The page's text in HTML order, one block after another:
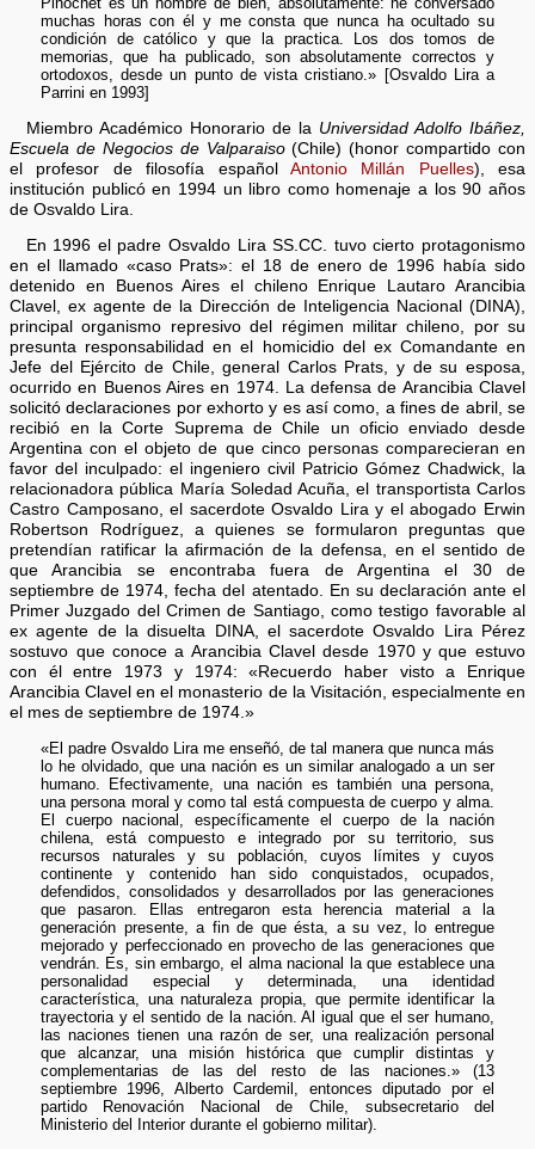
muchas horas con él y me consta que nunca ha ocultado su
condición de católico y que la practica. Los dos tomos de
memorias, que ha publicado, son absolutamente correctos y
ortodoxos, desde un punto de vista cristiano.» [Osvaldo Lira a
Parrini en 1993]
Miembro Académico Honorario de la Universidad Adolfo Ibáñez,
Escuela de Negocios de Valparaiso(Chile) (honor compartido con
el profesor de filosofía español Antonio Millán Puelles), esa
institución publicó en 1994 un libro como homenaje a los 90 años
de Osvaldo Lira.
En 1996 el padre Osvaldo Lira SS.CC. tuvo cierto protagonismo
en el llamado «caso Prats»: el 18 de enero de 1996 había sido
detenido en Buenos Aires el chileno Enrique Lautaro Arancibia
Clavel, ex agente de la Dirección de Inteligencia Nacional (DINA),
principal organismo represivo del régimen militar chileno, por su
presunta responsabilidad en el homicidio del ex Comandante en
Jefe del Ejército de Chile, general Carlos Prats, y de su esposa,
ocurrido en Buenos Aires en 1974. La defensa de Arancibia Clavel
solicitó declaraciones por exhorto y es así como, a fines de abril, se
recibió en la Corte Suprema de Chile un oficio enviado desde
Argentina con el objeto de que cinco personas comparecieran en
favor del inculpado: el ingeniero civil Patricio Gómez Chadwick, la
relacionadora pública María Soledad Acuña, el transportista Carlos
Castro Camposano, el sacerdote Osvaldo Lira y el abogado Erwin
Robertson Rodríguez, a quienes se formularon preguntas que
pretendían ratificar la afirmación de la defensa, en el sentido de
que Arancibia se encontraba fuera de Argentina el 30 de
septiembre de 1974, fecha del atentado. En su declaración ante el
Primer Juzgado del Crimen de Santiago, como testigo favorable al
ex agente de la disuelta DINA, el sacerdote Osvaldo Lira Pérez
sostuvo que conoce a Arancibia Clavel desde 1970 y que estuvo
con él entre 1973 y 1974: «Recuerdo haber visto a Enrique
Arancibia Clavel en el monasterio de la Visitación, especialmente en
el mes de septiembre de 1974.»
«El padre Osvaldo Lira me enseñó, de tal manera que nunca más
lo he olvidado, que una nación es un similar analogado a un ser
humano. Efectivamente, una nación es también una persona,
una persona moral y como tal está compuesta de cuerpo y alma.
El cuerpo nacional, específicamente el cuerpo de la nación
chilena, está compuesto e integrado por su territorio, sus
recursos naturales y su población, cuyos límites y cuyos
continente y contenido han sido conquistados, ocupados,
defendidos, consolidados y desarrollados por las generaciones
que pasaron. Ellas entregaron esta herencia material a la
generación presente, a fin de que ésta, a su vez, lo entregue
mejorado y perfeccionado en provecho de las generaciones que
vendrán. Es, sin embargo, el alma nacional la que establece una
personalidad especial y determinada, una identidad
característica, una naturaleza propia, que permite identificar la
trayectoria y el sentido de la nación. Al igual que el ser humano,
las naciones tienen una razón de ser, una realización personal
que alcanzar, una misión histórica que cumplir distintas y
complementarias de las del resto de las naciones.» (13
septiembre 1996, Alberto Cardemil, entonces diputado por el
partido Renovación Nacional de Chile, subsecretario del
Ministerio del Interior durante el gobierno militar).